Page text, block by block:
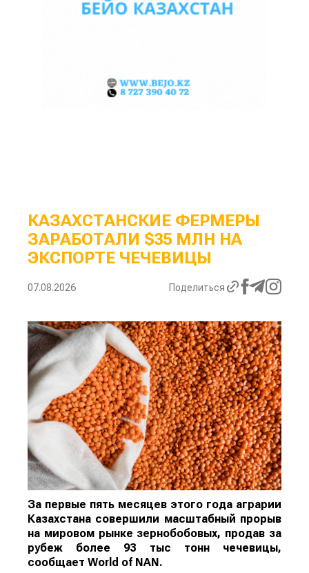
КАЗАХСТАНСКИЕ ФЕРМЕРЫ
ЗАРАБОТАЛИ $35 МЛН НА
ЭКСПОРТЕ ЧЕЧЕВИЦЫ
07.08.2026 Поделиться
За первые пять месяцев этого года аграрии
Казахстана совершили масштабный прорыв
на мировом рынке зернобобовых, продав за
рубеж более 93 тыс тонн чечевицы,
сообщает World of NAN.